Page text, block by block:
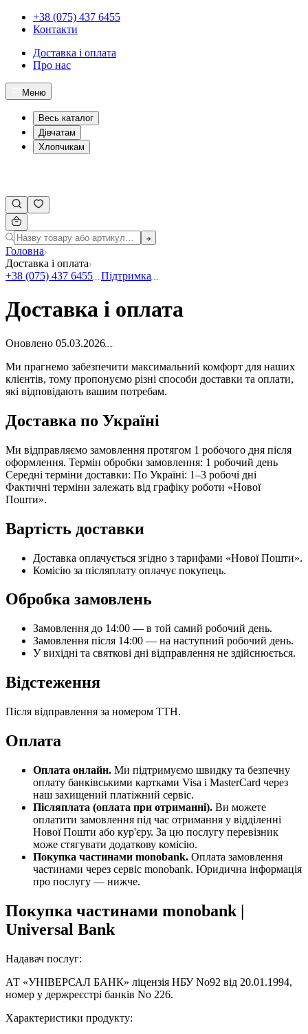
+38 (075) 437 6455
Контакти
Доставка і оплата
Про нас
Меню
Весь каталог
Дівчатам
Хлопчикам
Головна
Доставка і оплата
+38 (075) 437 6455
Підтримка
Доставка і оплата
Оновлено 05.03.2026
Ми прагнемо забезпечити максимальний комфорт для наших
клієнтів, тому пропонуємо різні способи доставки та оплати,
які відповідають вашим потребам.
Доставка по Україні
Ми відправляємо замовлення протягом 1 робочого дня після
оформлення. Термін обробки замовлення: 1 робочий день
Середні терміни доставки: По Україні: 1–3 робочі дні
Фактичні терміни залежать від графіку роботи «Нової
Пошти».
Вартість доставки
Доставка оплачується згідно з тарифами «Нової Пошти».
Комісію за післяплату оплачує покупець.
Обробка замовлень
Замовлення до 14:00 — в той самий робочий день.
Замовлення після 14:00 — на наступний робочий день.
У вихідні та святкові дні відправлення не здійснюється.
Відстеження
Після відправлення за номером ТТН.
Оплата
Оплата онлайн. Ми підтримуємо швидку та безпечну
оплату банківськими картками Visa і MasterCard через
наш захищений платіжний сервіс.
Післяплата (оплата при отриманні). Ви можете
оплатити замовлення під час отримання у відділенні
Нової Пошти або кур'єру. За цю послугу перевізник
може стягувати додаткову комісію.
Покупка частинами monobank. Оплата замовлення
частинами через сервіс monobank. Юридична інформація
про послугу — нижче.
Покупка частинами monobank |
Universal Bank
Надавач послуг:
АТ «УНІВЕРСАЛ БАНК» ліцензія НБУ No92 від 20.01.1994,
номер у держреєстрі банків No 226.
Характеристики продукту: